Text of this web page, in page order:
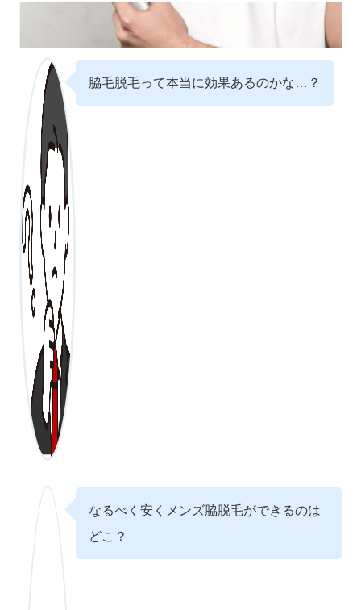
脇毛脱毛って本当に効果あるのかな…？
なるべく安くメンズ脇脱毛ができるのは
どこ？